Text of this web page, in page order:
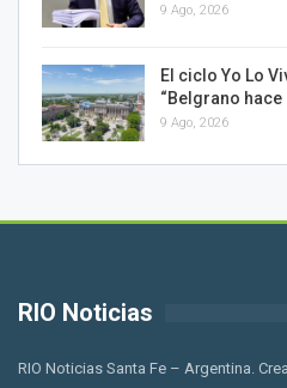
9 Ago, 2026
El ciclo Yo Lo
“Belgrano
9 Ago, 2026
RIO Noticias
RIO Noticias Santa Fe – Argentina.